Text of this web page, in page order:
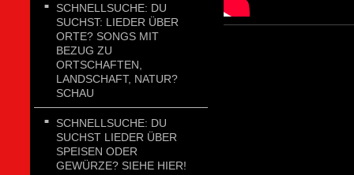
SCHNELLSUCHE: DU
SUCHST: LIEDER ÜBER
ORTE? SONGS MIT
BEZUG ZU
ORTSCHAFTEN,
LANDSCHAFT, NATUR?
SCHAU
SCHNELLSUCHE: DU
SUCHST LIEDER ÜBER
SPEISEN ODER
GEWÜRZE? SIEHE HIER!